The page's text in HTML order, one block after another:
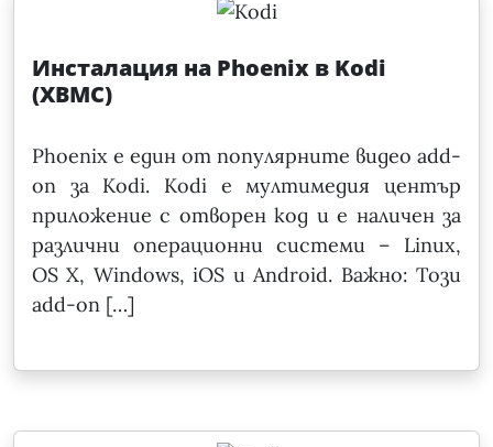
Инсталация на Phoenix в Kodi
(XBMC)
Phoenix е един от популярните видео add-
on за Kodi. Kodi е мултимедия център
приложение с отворен код и е наличен за
различни операционни системи – Linux,
OS X, Windows, iOS и Android. Важно: Този
add-on […]